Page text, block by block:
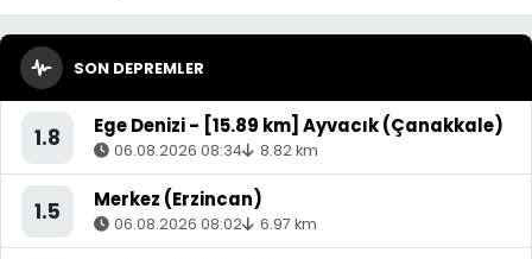
SON DEPREMLER
1.8 Ege Denizi - [15.89 km] Ayvacık (Çanakkale)
06.08.2026 08:34 8.82 km
1.5 Merkez (Erzincan)
06.08.2026 08:02 6.97 km